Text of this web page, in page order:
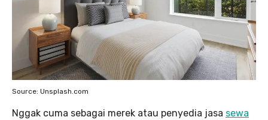
Source: Unsplash.com
Nggak cuma sebagai merek atau penyedia jasa sewa